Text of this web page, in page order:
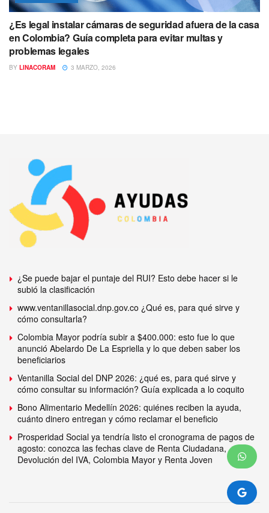
¿Es legal instalar cámaras de seguridad afuera de la casa
en Colombia? Guía completa para evitar multas y
problemas legales
BY LINACORAM 3 MARZO, 2026
¿Se puede bajar el puntaje del RUI? Esto debe hacer si le
subió la clasificación
www.ventanillasocial.dnp.gov.co ¿Qué es, para qué sirve y
cómo consultarla?
Colombia Mayor podría subir a $400.000: esto fue lo que
anunció Abelardo De La Espriella y lo que deben saber los
beneficiarios
Ventanilla Social del DNP 2026: ¿qué es, para qué sirve y
cómo consultar su información? Guía explicada a lo coquito
Bono Alimentario Medellín 2026: quiénes reciben la ayuda,
cuánto dinero entregan y cómo reclamar el beneficio
Prosperidad Social ya tendría listo el cronograma de pagos de
agosto: conozca las fechas clave de Renta Ciudadana,
Devolución del IVA, Colombia Mayor y Renta Joven